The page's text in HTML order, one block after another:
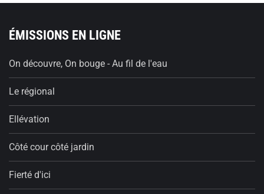
ÉMISSIONS EN LIGNE
On découvre, On bouge - Au fil de l'eau
Le régional
Ellévation
Côté cour côté jardin
Fierté d'ici